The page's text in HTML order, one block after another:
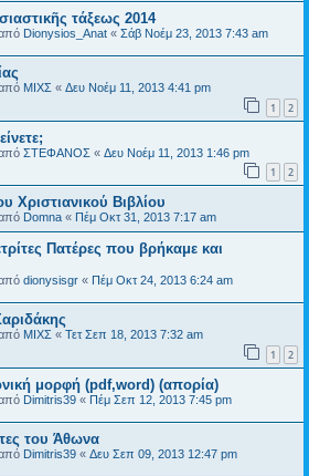
τάξεως 2014
Dionysios_Anat « Σάβ Νοέμ 23, 2013 7:43 am
ΜΙΧΣ « Δευ Νοέμ 11, 2013 4:41 pm
1 2
ΣΤΕΦΑΝΟΣ « Δευ Νοέμ 11, 2013 1:46 pm
1 2
Χριστιανικού Βιβλίου
Domna « Πέμ Οκτ 31, 2013 7:17 am
Πατέρες που βρήκαμε και
dionysisgr « Πέμ Οκτ 24, 2013 6:24 am
ΜΙΧΣ « Τετ Σεπ 18, 2013 7:32 am
1 2
μορφή (pdf,word) (απορία)
Dimitris39 « Πέμ Σεπ 12, 2013 7:45 pm
του Άθωνα
Dimitris39 « Δευ Σεπ 09, 2013 12:47 pm